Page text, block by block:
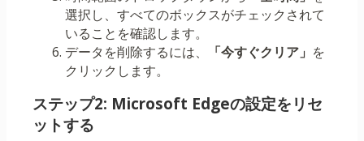
選択し、すべてのボックスがチェックされて
いることを確認します。
データを削除するには、
「今すぐクリア」 を
クリックします。
ステップ2: Microsoft Edgeの設定をリセ
ットする